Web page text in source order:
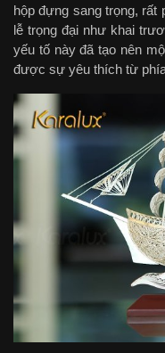
hộp đựng sang trọng, rất
lễ trọng đại như khai
yếu tố này đã tạo nên
được sự yêu thích từ